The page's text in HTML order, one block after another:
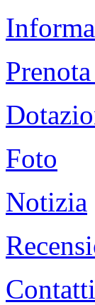
Foto
Notizia
Contatti